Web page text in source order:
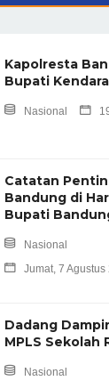
Kapolresta
Bupati
Nasional
Catatan
Bandung di
Bupati
Nasional
Jumat, 7
Dadang
MPLS Sekolah
Nasional